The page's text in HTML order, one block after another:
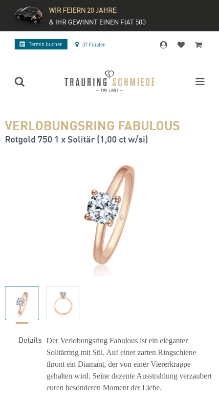
WIR FEIERN 20 JAHRE
& IHR GEWINNT EINEN FIAT 500
Termin buchen 37 Filialen
VERLOBUNGSRING FABULOUS
Rotgold 750 1 x Solitär (1,00 ct w/si)
Details Der Verlobungsring Fabulous ist ein eleganter
Solitärring mit Stil. Auf einer zarten Ringschiene
thront ein Diamant, der von einer Viererkrappe
gehalten wird. Seine dezente Ausstrahlung verzaubert
euren besonderen Moment der Liebe.